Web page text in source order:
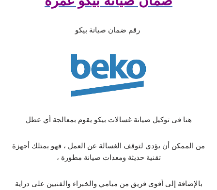
رقم ضمان صيانة بيكو
هنا فى توكيل صيانة غسالات بيكو يقوم بمعالجة أي عطل
من الممكن أن يؤدي لتوقف الغسالة عن العمل ، فهو يمتلك أجهزة
تقنية حديثة ومعدات صيانة مطورة ،
بالإضافة إلى أقوى فريق من ميامي والخبراء والفنيين على دراية